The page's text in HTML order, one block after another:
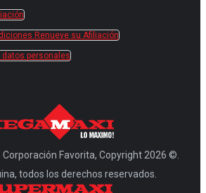
Renueve su Afiliación
datos personales
Favorita, Copyright 2026 ©.
todos los derechos reservados.